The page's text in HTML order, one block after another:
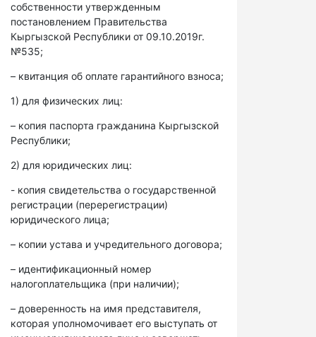
собственности утвержденным
постановлением Правительства
Кыргызской Республики от 09.10.2019г.
№535;
– квитанция об оплате гарантийного взноса;
1) для физических лиц:
– копия паспорта гражданина Кыргызской
Республики;
2) для юридических лиц:
- копия свидетельства о государственной
регистрации (перерегистрации)
юридического лица;
– копии устава и учредительного договора;
– идентификационный номер
налогоплательщика (при наличии);
– доверенность на имя представителя,
которая уполномочивает его выступать от